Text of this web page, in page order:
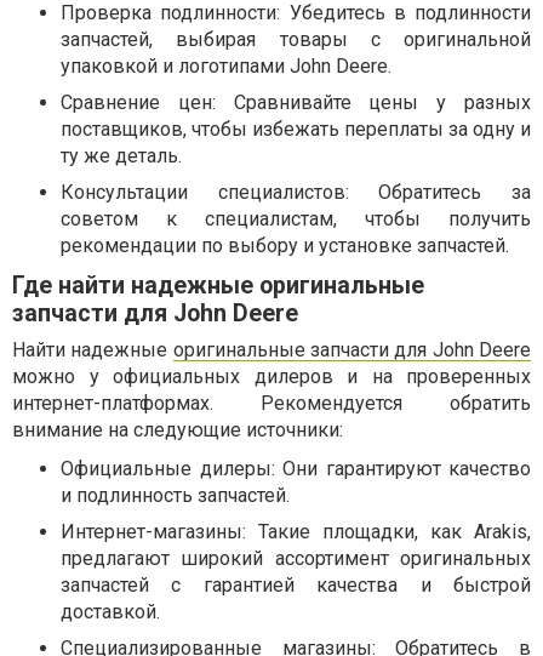
Проверка подлинности: Убедитесь в подлинности
запчастей, выбирая товары с оригинальной
упаковкой и логотипами John Deere.
Сравнение цен: Сравнивайте цены у разных
поставщиков, чтобы избежать переплаты за одну и
ту же деталь.
Консультации специалистов: Обратитесь за
советом к специалистам, чтобы получить
рекомендации по выбору и установке запчастей.
Где найти надежные оригинальные
запчасти для John Deere
Найти надежные оригинальные запчасти для John Deere
можно у официальных дилеров и на проверенных
интернет-платформах. Рекомендуется обратить
внимание на следующие источники:
Официальные дилеры: Они гарантируют качество
и подлинность запчастей.
Интернет-магазины: Такие площадки, как Arakis,
предлагают широкий ассортимент оригинальных
запчастей с гарантией качества и быстрой
доставкой.
Специализированные магазины: Обратитесь в